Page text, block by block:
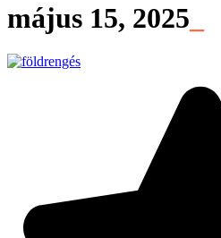
május 15, 2025